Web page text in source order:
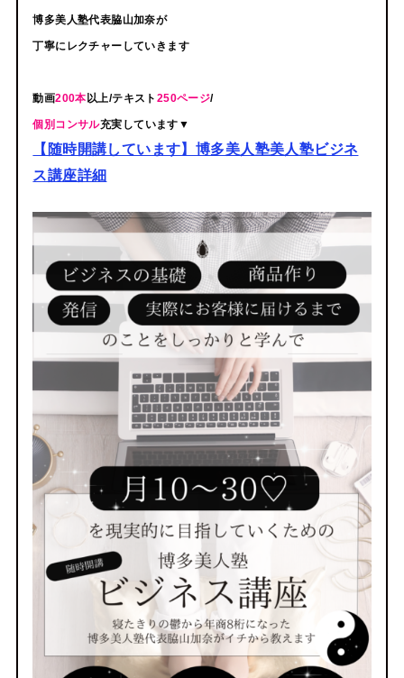
博多美人塾代表脇山加奈が
丁寧にレクチャーしていきます
動画200本 以上/テキスト 250ページ/
個別コンサル充実しています▼
【随時開講しています】博多美人塾美人塾ビジネ
ス講座詳細